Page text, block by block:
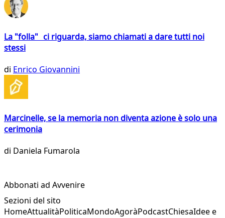
La "folla" ci riguarda, siamo chiamati a dare tutti noi
stessi
di Enrico Giovannini
Marcinelle, se la memoria non diventa azione è solo una
cerimonia
di Daniela Fumarola
Abbonati ad Avvenire
Sezioni del sito
HomeAttualitàPoliticaMondoAgoràPodcastChiesaIdee e